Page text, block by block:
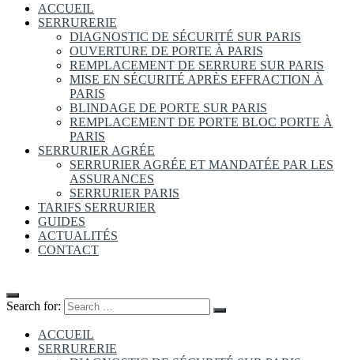
ACCUEIL
SERRURERIE
DIAGNOSTIC DE SÉCURITÉ SUR PARIS
OUVERTURE DE PORTE À PARIS
REMPLACEMENT DE SERRURE SUR PARIS
MISE EN SÉCURITÉ APRÈS EFFRACTION À
PARIS
BLINDAGE DE PORTE SUR PARIS
REMPLACEMENT DE PORTE BLOC PORTE À
PARIS
SERRURIER AGRÉE
SERRURIER AGRÉE ET MANDATÉE PAR LES
ASSURANCES
SERRURIER PARIS
TARIFS SERRURIER
GUIDES
ACTUALITÉS
CONTACT
Search for:
ACCUEIL
SERRURERIE